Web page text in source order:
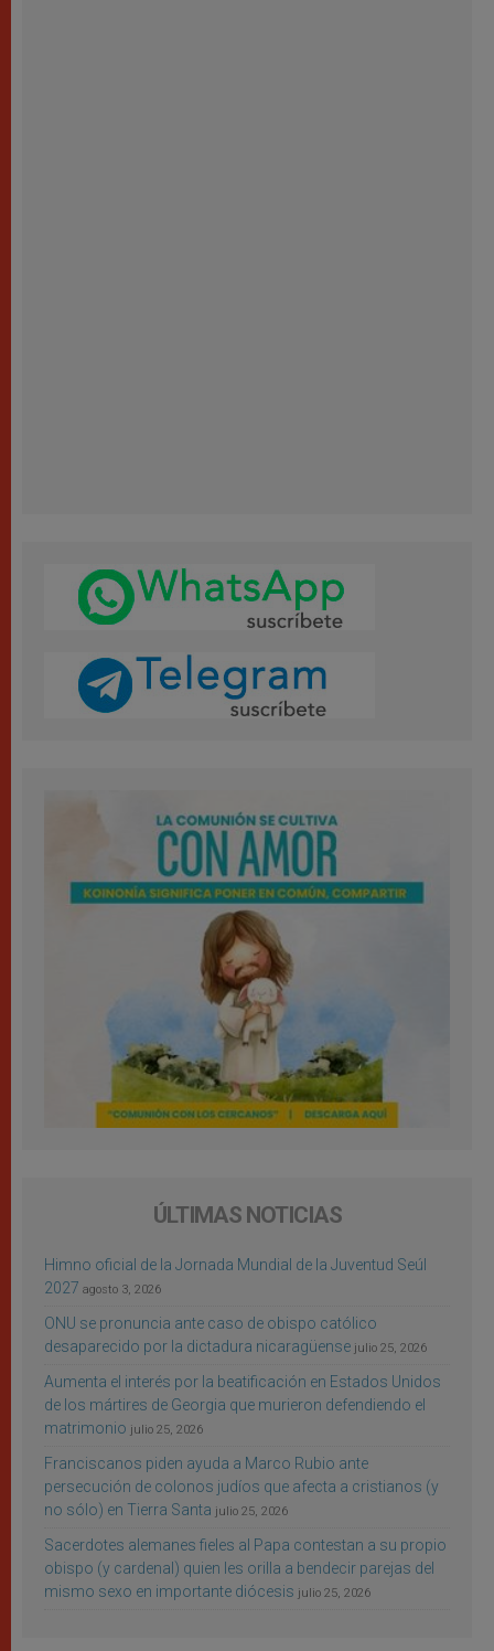
ÚLTIMAS NOTICIAS
Himno oficial de la Jornada Mundial de la Juventud Seúl
2027 agosto 3, 2026
ONU se pronuncia ante caso de obispo católico
desaparecido por la dictadura nicaragüense julio 25, 2026
Aumenta el interés por la beatificación en Estados Unidos
de los mártires de Georgia que murieron defendiendo el
matrimonio julio 25, 2026
Franciscanos piden ayuda a Marco Rubio ante
persecución de colonos judíos que afecta a cristianos (y
no sólo) en Tierra Santa julio 25, 2026
Sacerdotes alemanes fieles al Papa contestan a su propio
obispo (y cardenal) quien les orilla a bendecir parejas del
mismo sexo en importante diócesis julio 25, 2026